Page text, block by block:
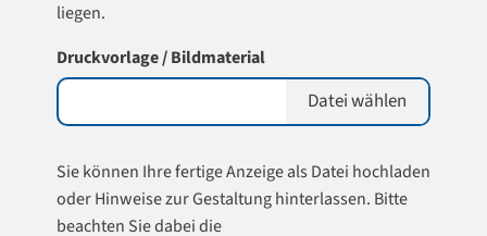
liegen.
Druckvorlage / Bildmaterial
Datei wählen
Sie können Ihre fertige Anzeige als Datei hochladen
oder Hinweise zur Gestaltung hinterlassen. Bitte
beachten Sie dabei die